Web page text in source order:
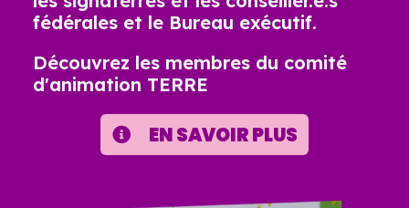
fédérales et le Bureau exécutif.
Découvrez les membres du comité
d'animation TERRE
EN SAVOIR PLUS